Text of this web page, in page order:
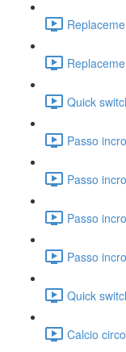
Quick
Passo
Passo
Passo
Passo
Quick
Calcio